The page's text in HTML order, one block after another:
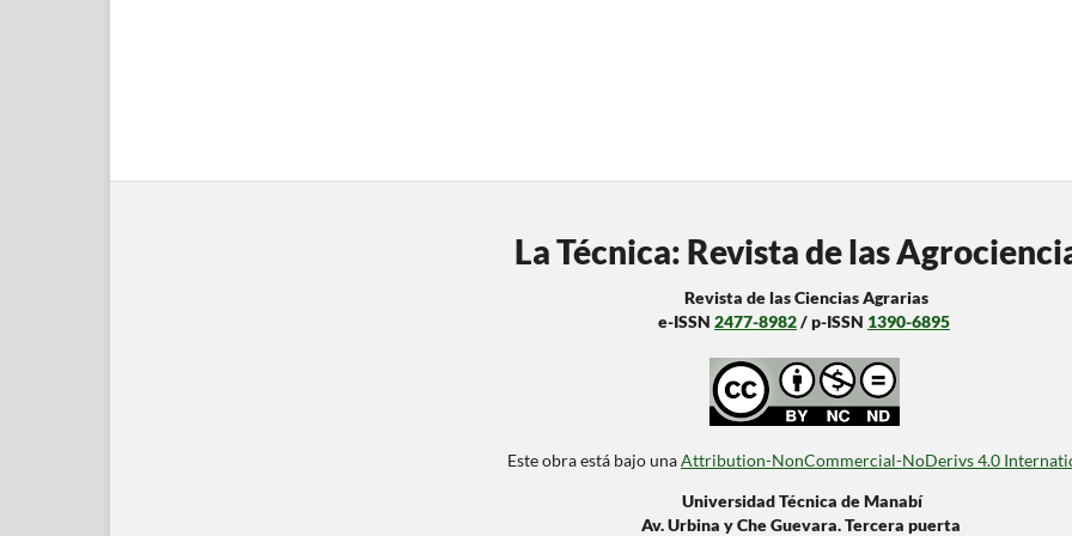
La Técnica: Revista de las
Revista de las Ciencias Agrarias
e-ISSN 2477-8982/ p-ISSN 1390-6895
Este obra está bajo unaAttribution-NonCommercial-NoDerivs 4.0
Universidad Técnica de Manabí
Av. Urbina y Che Guevara. Tercera puerta